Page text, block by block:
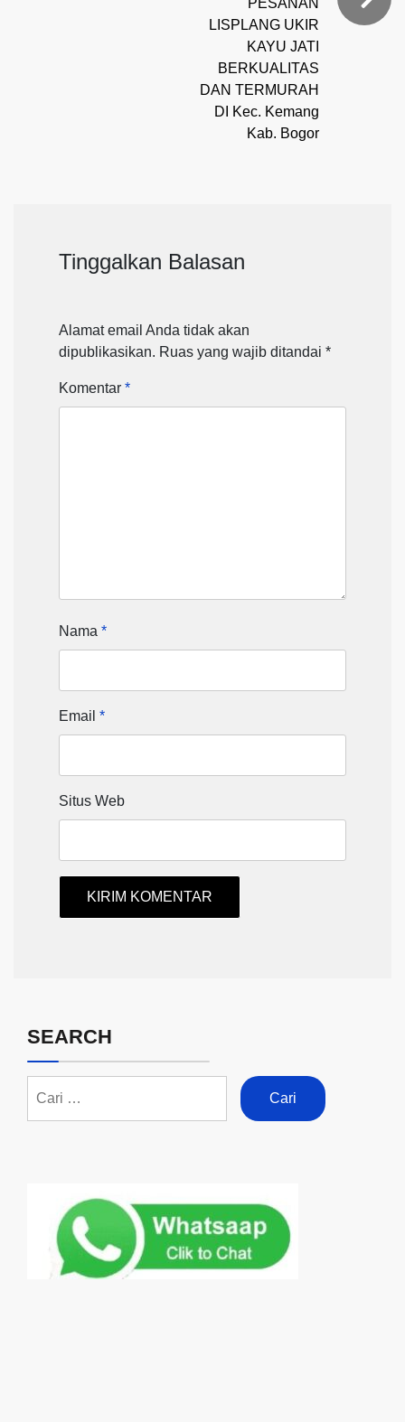
LISPLANG UKIR
KAYU JATI
BERKUALITAS
DAN TERMURAH
DI Kec. Kemang
Kab. Bogor
Tinggalkan Balasan
Alamat email Anda tidak akan
dipublikasikan. Ruas yang wajib ditandai *
Komentar *
Nama *
Email *
Situs Web
SEARCH